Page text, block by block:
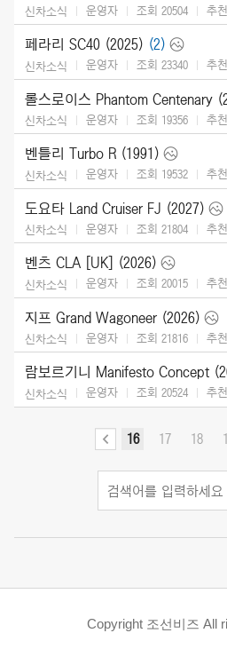
신차소식 운영자 조회 20504 추천
페라리 SC40 (2025) (2)
신차소식 운영자 조회 23340 추천
롤스로이스 Phantom Centenary
신차소식 운영자 조회 19356 추천
벤틀리 Turbo R (1991)
신차소식 운영자 조회 19532 추천
도요타 Land Cruiser FJ (2027)
신차소식 운영자 조회 21804 추천
벤츠 CLA [UK] (2026)
신차소식 운영자 조회 20015 추천
지프 Grand Wagoneer (2026)
신차소식 운영자 조회 21816 추천
람보르기니 Manifesto Concept
신차소식 운영자 조회 20524 추천
16 17 18
Copyright 조선비즈 All